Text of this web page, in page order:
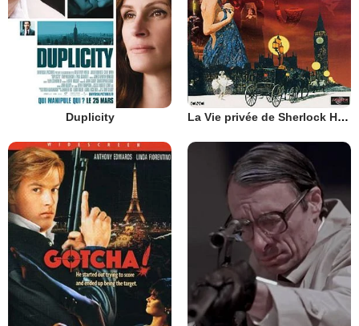
Duplicity La Vie privée de Sherlock Holmes